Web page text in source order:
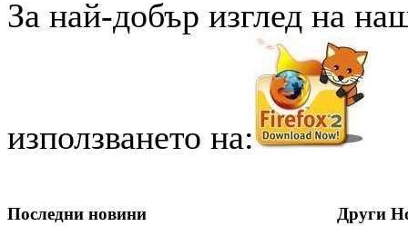
За най-добър изглед на
използването на:
Последни новини Други